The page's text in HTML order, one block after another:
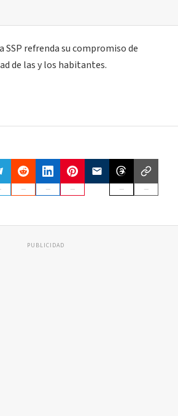
SSP refrenda su compromiso de
de las y los habitantes.
PUBLICIDAD